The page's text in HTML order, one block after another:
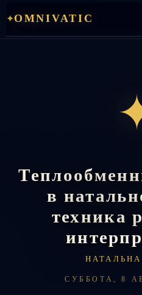
содержимому
✦OMNIVATIC
в
техника
СУББОТА, 8